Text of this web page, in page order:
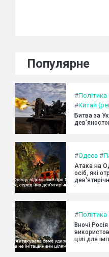
Популярне
#Політика
#Китай
Битва за
#Одеса #
Атака на
осіб, які
#Політика
Вночі
цілі для